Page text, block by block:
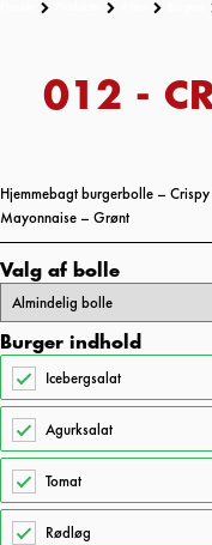
012 -
Hjemmebagt burgerbolle –
Mayonnaise – Grønt
Valg af bolle
Burger indhold
Icebergsalat
Agurksalat
Tomat
Rødløg